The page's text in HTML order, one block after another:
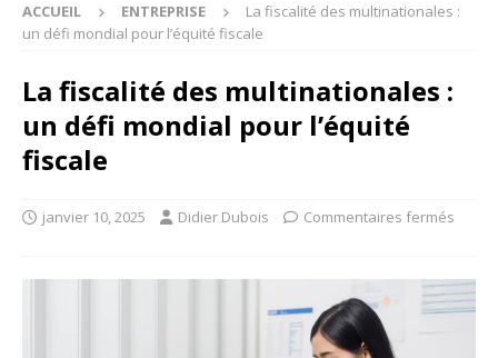
ACCUEIL ENTREPRISE
La fiscalité des multinationales :
un défi mondial pour l’équité fiscale
La fiscalité des multinationales :
un défi mondial pour l’équité
fiscale
janvier 10, 2025 Didier Dubois Commentaires fermés